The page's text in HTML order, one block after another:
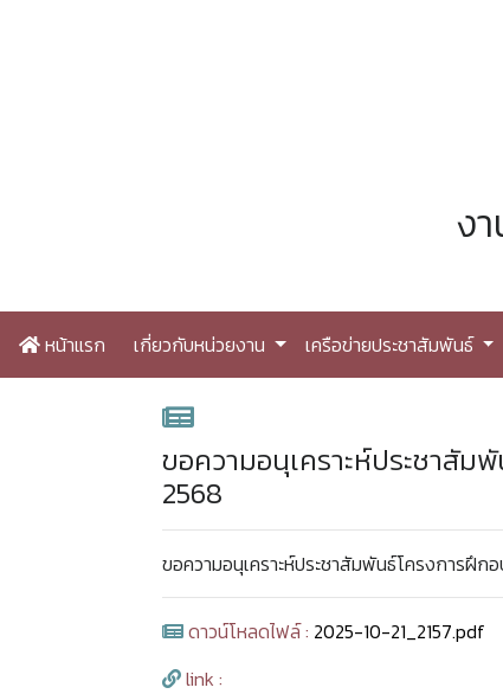
ง
หน้าแรก เกี่ยวกับหน่วยงาน เครือข่ายประชาสัมพันธ์
ขอความอนุเคราะห์ประชาสัม
2568
ขอความอนุเคราะห์ประชาสัมพันธ์โครงการฝึก
ดาวน์โหลดไฟล์ : 2025-10-21_2157.pdf
link :